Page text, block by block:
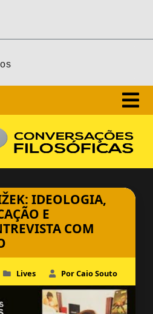
IDEOLOGIA,
E
COM
Lives Por Caio Souto